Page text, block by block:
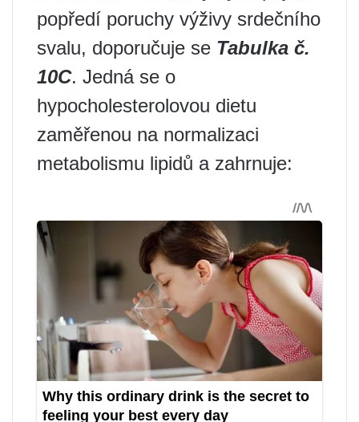
popředí poruchy výživy srdečního
svalu, doporučuje se Tabulka č.
10C. Jedná se o
hypocholesterolovou dietu
zaměřenou na normalizaci
metabolismu lipidů a zahrnuje: